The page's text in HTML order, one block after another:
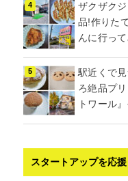
ザクザク
品!作りた
んに行っ
駅近くで
ろ絶品プ
トワール
スタートアップを応援